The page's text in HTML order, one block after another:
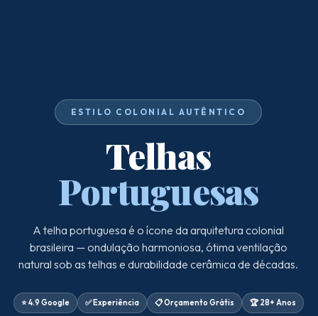
ESTILO COLONIAL AUTÊNTICO
Telhas
Portuguesas
A telha portuguesa é o ícone da arquitetura colonial
brasileira — ondulação harmoniosa, ótima ventilação
natural sob as telhas e durabilidade cerâmica de décadas.
⭐ 4.9 Google ✅ Experiência 📋 Orçamento Grátis 🏆 28+ Anos